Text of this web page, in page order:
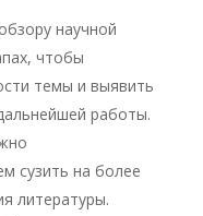
научной
чтобы
темы и выявить
работы.
сузить на более
литературы.